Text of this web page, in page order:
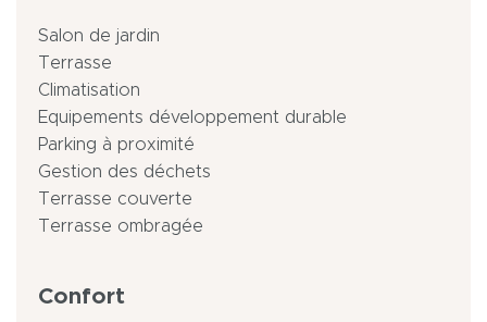
Salon de jardin
Terrasse
Climatisation
Equipements développement durable
Parking à proximité
Gestion des déchets
Terrasse couverte
Terrasse ombragée
Confort